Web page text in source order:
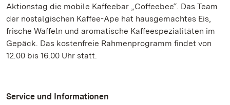
Aktionstag die mobile Kaffeebar „Coffeebee“. Das Team
der nostalgischen Kaffee-Ape hat hausgemachtes Eis,
frische Waffeln und aromatische Kaffeespezialitäten im
Gepäck. Das kostenfreie Rahmenprogramm findet von
12.00 bis 16.00 Uhr statt.
Service und Informationen